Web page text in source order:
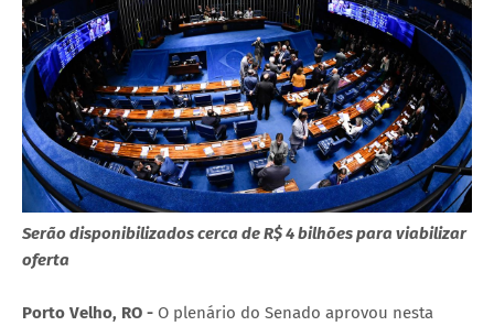
Serão disponibilizados cerca de R$ 4 bilhões para viabilizar
oferta
Porto Velho, RO - O plenário do Senado aprovou nesta